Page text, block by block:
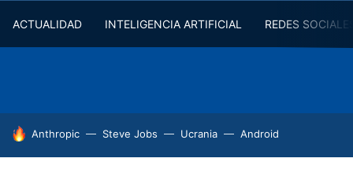
ACTUALIDAD INTELIGENCIA ARTIFICIAL REDES
HOY SE HABLA DE
Anthropic Steve Jobs Ucrania Android